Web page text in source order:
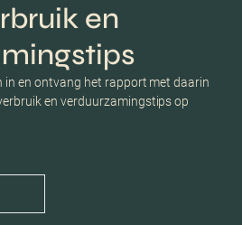
en
in en ontvang het rapport met daarin
en verduurzamingstips op